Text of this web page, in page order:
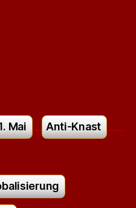
Mai Anti-Knast